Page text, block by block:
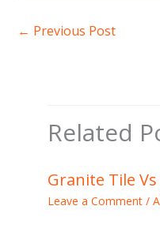
← Previous Post
Related
Granite Tile
Leave a Comment /